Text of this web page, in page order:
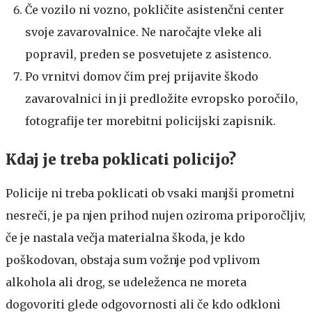
Če vozilo ni vozno, pokličite asistenčni center
svoje zavarovalnice. Ne naročajte vleke ali
popravil, preden se posvetujete z asistenco.
Po vrnitvi domov čim prej prijavite škodo
zavarovalnici in ji predložite evropsko poročilo,
fotografije ter morebitni policijski zapisnik.
Kdaj je treba poklicati policijo?
Policije ni treba poklicati ob vsaki manjši prometni
nesreči, je pa njen prihod nujen oziroma priporočljiv,
če je nastala večja materialna škoda, je kdo
poškodovan, obstaja sum vožnje pod vplivom
alkohola ali drog, se udeleženca ne moreta
dogovoriti glede odgovornosti ali če kdo odkloni